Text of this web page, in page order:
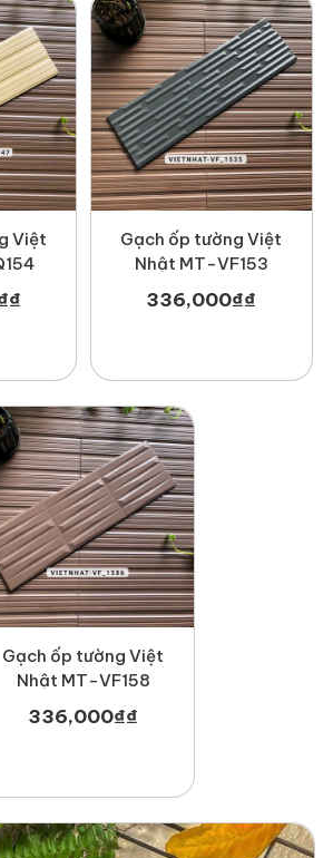
Việt
₫
Gạch ốp tường Việt
Nhật MT-VF153
336,000₫₫
Gạch ốp tường Việt
Nhật MT-VF158
336,000₫₫